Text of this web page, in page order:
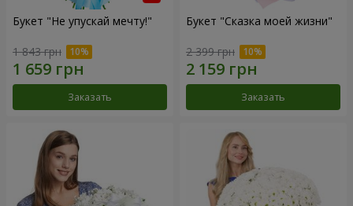
Букет "Не упускай мечту!"
1 843 грн
Заказать
Букет "Сказка моей жизни"
2 399 грн
Заказать